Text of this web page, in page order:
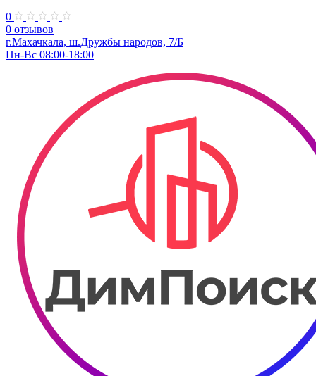
0
0 отзывов
г.Махачкала, ш.Дружбы народов, 7/Б
Пн-Вс 08:00-18:00